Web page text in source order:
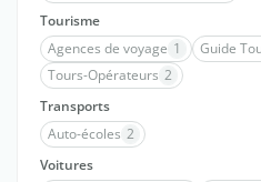
Tourisme
Agences de voyage 1 Guide
Tours-Opérateurs 2
Transports
Auto-écoles 2
Voitures